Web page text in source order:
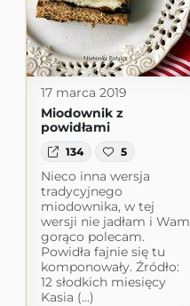
17 marca 2019
Miodownik z
powidłami
134 5
Nieco inna wersja
tradycyjnego
miodownika, w tej
wersji nie jadłam i Wam
gorąco polecam.
Powidła fajnie się tu
komponowały. Źródło:
12 słodkich miesięcy
Kasia (...)